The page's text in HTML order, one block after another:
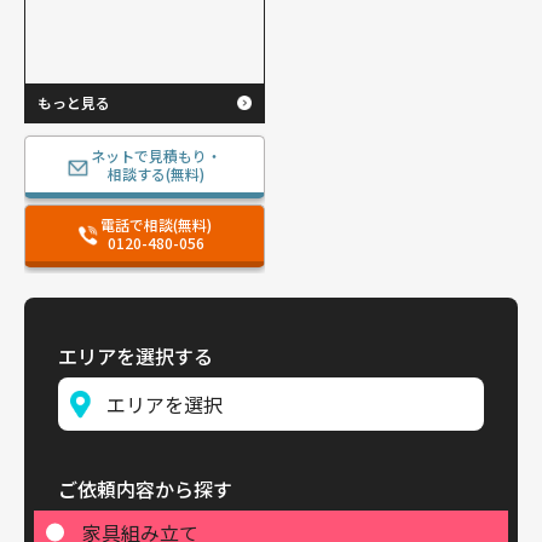
もっと見る
ネットで見積もり・
相談する(無料)
電話で相談(無料)
0120-480-056
エリアを選択する
ご依頼内容から探す
家具組み立て